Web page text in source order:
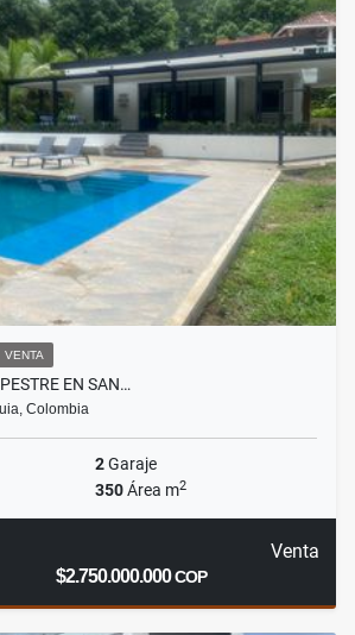
VENTA
EN SAN…
Colombia
2Garaje
350Área m2
Venta
$2.750.000.000COP